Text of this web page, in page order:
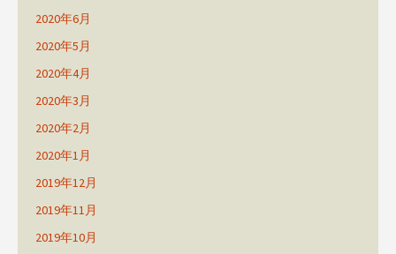
2020年6月
2020年5月
2020年4月
2020年3月
2020年2月
2020年1月
2019年12月
2019年11月
2019年10月